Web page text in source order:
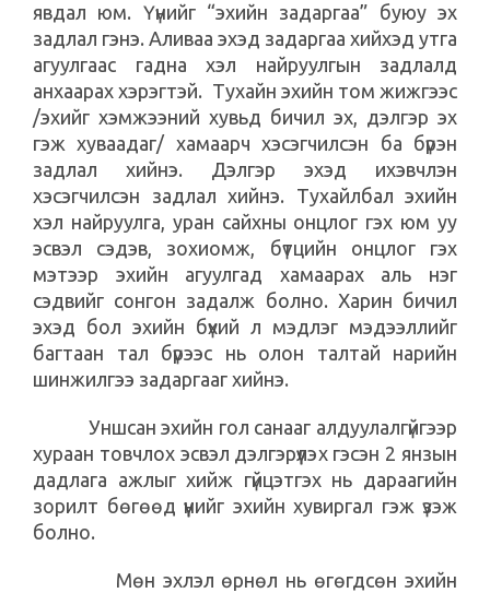
явдал юм. Үүнийг “эхийн задаргаа” буюу эх
задлал гэнэ. Аливаа эхэд задаргаа хийхэд утга
агуулгаас гадна хэл найруулгын задлалд
анхаарах хэрэгтэй. Тухайн эхийн том жижгээс
/эхийг хэмжээний хувьд бичил эх, дэлгэр эх
гэж хуваадаг/ хамаарч хэсэгчилсэн ба бүрэн
задлал хийнэ. Дэлгэр эхэд ихэвчлэн
хэсэгчилсэн задлал хийнэ. Тухайлбал эхийн
хэл найруулга, уран сайхны онцлог гэх юм уу
эсвэл сэдэв, зохиомж, бүтцийн онцлог гэх
мэтээр эхийн агуулгад хамаарах аль нэг
сэдвийг сонгон задалж болно. Харин бичил
эхэд бол эхийн бүхий л мэдлэг мэдээллийг
багтаан тал бүрээс нь олон талтай нарийн
шинжилгээ задаргааг хийнэ.
Уншсан эхийн гол санааг алдуулалгүйгээр
хураан товчлох эсвэл дэлгэрүүлэх гэсэн 2 янзын
дадлага ажлыг хийж гүйцэтгэх нь дараагийн
зорилт бөгөөд үүнийг эхийн хувиргал гэж үзэж
болно.
Мөн эхлэл өрнөл нь өгөгдсөн эхийн